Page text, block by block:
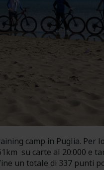
camp in Puglia. Per
su carte al 20:000 e
un totale di 337 punti